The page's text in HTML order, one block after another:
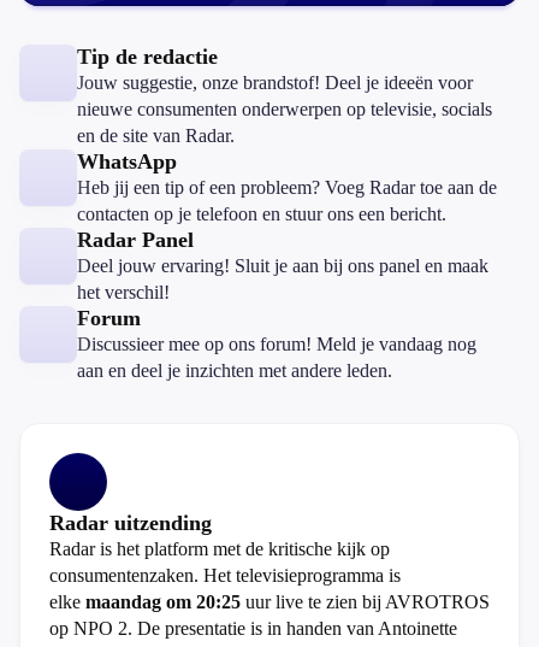
Tip de redactie
Jouw suggestie, onze brandstof! Deel je ideeën voor
nieuwe consumenten onderwerpen op televisie, socials
en de site van Radar.
WhatsApp
Heb jij een tip of een probleem? Voeg Radar toe aan de
contacten op je telefoon en stuur ons een bericht.
Radar Panel
Deel jouw ervaring! Sluit je aan bij ons panel en maak
het verschil!
Forum
Discussieer mee op ons forum! Meld je vandaag nog
aan en deel je inzichten met andere leden.
Radar uitzending
Radar is het platform met de kritische kijk op
consumentenzaken. Het televisieprogramma is
elke maandag om 20:25 uur live te zien bij AVROTROS
op NPO 2. De presentatie is in handen van Antoinette